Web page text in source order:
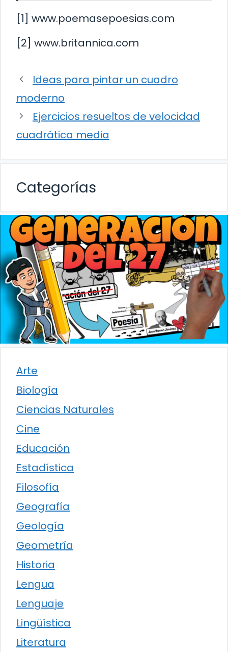
[1] www.poemasepoesias.com
[2] www.britannica.com
Ideas para pintar un cuadro
moderno
Ejercicios resueltos de velocidad
cuadrática media
Categorías
Arte
Biología
Ciencias Naturales
Cine
Educación
Estadística
Filosofía
Geografía
Geología
Geometría
Historia
Lengua
Lenguaje
Lingüística
Literatura